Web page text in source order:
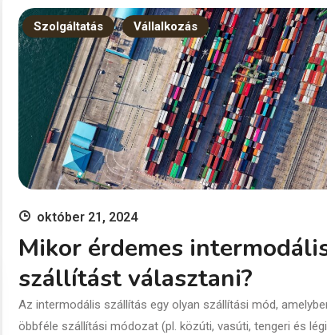
Szolgáltatás Vállalkozás
október 21, 2024
Mikor érdemes
szállítást választani?
Az intermodális szállítás egy olyan szállítási mód,
öbbféle szállítási módozat (pl. közúti, vasúti, tengeri és